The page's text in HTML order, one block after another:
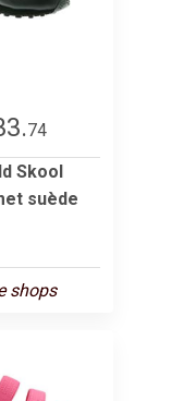
74
Skool
suède
shops